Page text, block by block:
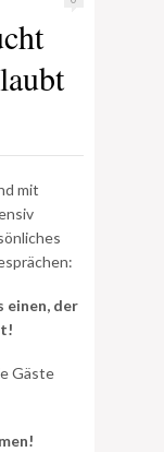
mit
einen, der
Gäste